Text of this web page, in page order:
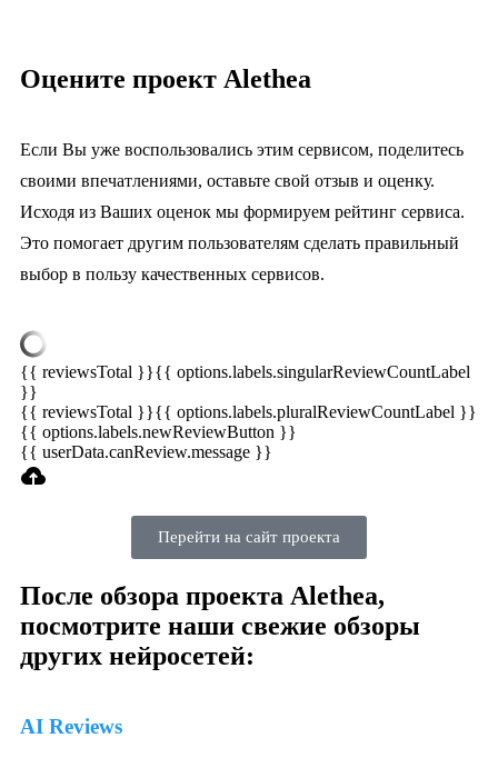
Оцените проект Alethea
Если Вы уже воспользовались этим сервисом, поделитесь
своими впечатлениями, оставьте свой отзыв и оценку.
Исходя из Ваших оценок мы формируем рейтинг сервиса.
Это помогает другим пользователям сделать правильный
выбор в пользу качественных сервисов.
{{ reviewsTotal }}{{ options.labels.singularReviewCountLabel
}}
{{ reviewsTotal }}{{ options.labels.pluralReviewCountLabel }}
{{ options.labels.newReviewButton }}
{{ userData.canReview.message }}
Перейти на сайт проекта
После обзора проекта Alethea,
посмотрите наши свежие обзоры
других нейросетей:
AI Reviews